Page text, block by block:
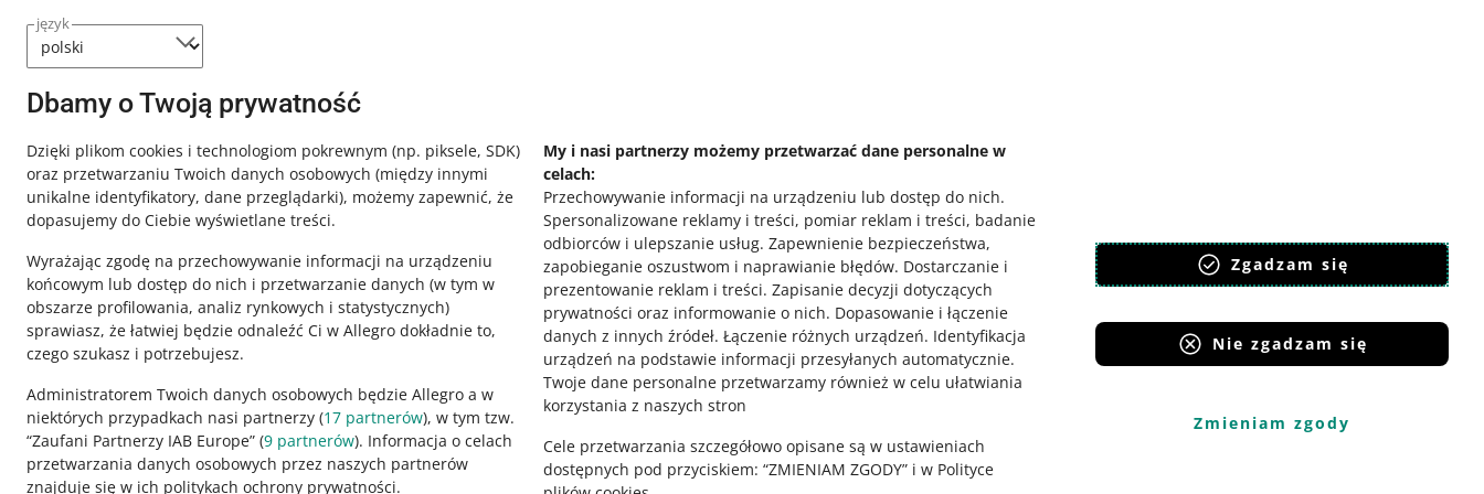
język
Dbamy o Twoją prywatność
Dzięki plikom cookies i technologiom pokrewnym (np. piksele, SDK)
oraz przetwarzaniu Twoich danych osobowych (między innymi
unikalne identyfikatory, dane przeglądarki), możemy zapewnić, że
dopasujemy do Ciebie wyświetlane treści.
Wyrażając zgodę na przechowywanie informacji na urządzeniu
końcowym lub dostęp do nich i przetwarzanie danych (w tym w
obszarze profilowania, analiz rynkowych i statystycznych)
sprawiasz, że łatwiej będzie odnaleźć Ci w Allegro dokładnie to,
czego szukasz i potrzebujesz.
Administratorem Twoich danych osobowych będzie Allegro a w
niektórych przypadkach nasi partnerzy (17 partnerów), w tym tzw.
“Zaufani Partnerzy IAB Europe” (9 partnerów). Informacja o celach
przetwarzania danych osobowych przez naszych partnerów
znajduje się w ich politykach ochrony prywatności.
My i nasi partnerzy możemy przetwarzać dane personalne w
celach:
Przechowywanie informacji na urządzeniu lub dostęp do nich.
Spersonalizowane reklamy i treści, pomiar reklam i treści, badanie
odbiorców i ulepszanie usług. Zapewnienie bezpieczeństwa,
zapobieganie oszustwom i naprawianie błędów. Dostarczanie i
prezentowanie reklam i treści. Zapisanie decyzji dotyczących
prywatności oraz informowanie o nich. Dopasowanie i łączenie
danych z innych źródeł. Łączenie różnych urządzeń. Identyfikacja
urządzeń na podstawie informacji przesyłanych automatycznie.
Twoje dane personalne przetwarzamy również w celu ułatwiania
korzystania z naszych stron
Cele przetwarzania szczegółowo opisane są w ustawieniach
dostępnych pod przyciskiem: “ZMIENIAM ZGODY” i w Polityce
Zgadzam się
Nie zgadzam się
Zmieniam zgody
motyw jasny